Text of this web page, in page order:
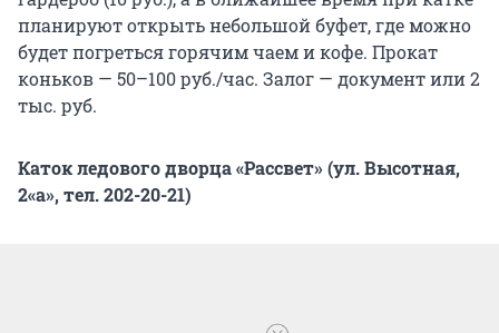
планируют открыть небольшой буфет, где можно
будет погреться горячим чаем и кофе. Прокат
коньков — 50–100 руб./час. Залог — документ или 2
тыс. руб.
Каток ледового дворца «Рассвет» (ул. Высотная,
2«а», тел. 202-20-21)